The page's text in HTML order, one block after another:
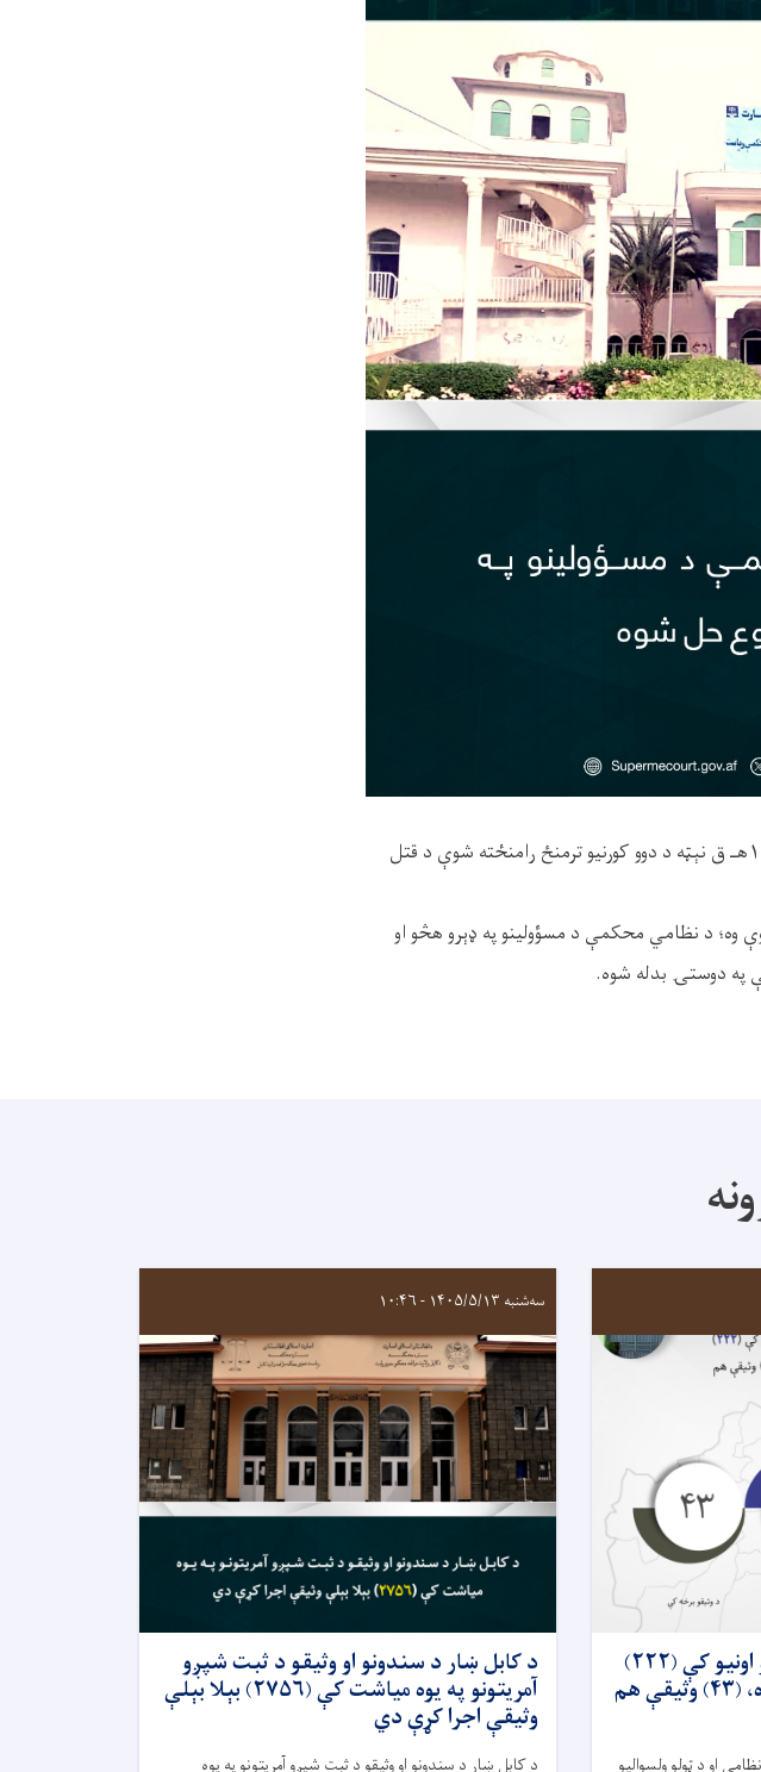
د کندهار زون نظامي محکمې د مسؤولينو په هڅو په ۲۴/ ۴/ ۱۴۴۶هـ ق نېټه د دوو کورنيو ترمنځ رامنځته شوې د قتل
وه؛ د نظامي محکمې د مسؤولينو په ډېرو هڅو او
په دوستۍ بدله شوه.
د زابل ولايت محاکمو په دوو اونيو کې (۲۲۲)
دوسیو ته پر رسېدنه سربېره، (۴۳) وثیقې هم
او د ټولو ولسواليو
سه‌شنبه ۱۴۰۵/۵/۱۳ - ۱۰:۴۶
د کابل ښار د سندونو او وثیقو د ثبت شپږو
آمریتونو په يوه مياشت کې (۲۷۵۶) بېلا بېلې
وثیقې اجرا کړې دي
د کابل ښار د سندونو او وثيقو د ثبت شپږو آمريتونو په يوه